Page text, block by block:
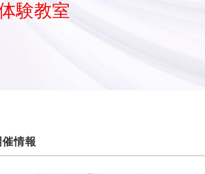
験教室
情報